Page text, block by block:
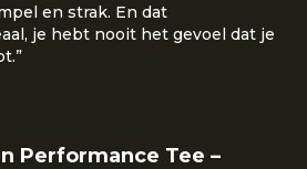
en strak. En dat
je hebt nooit het gevoel dat je
Performance Tee –